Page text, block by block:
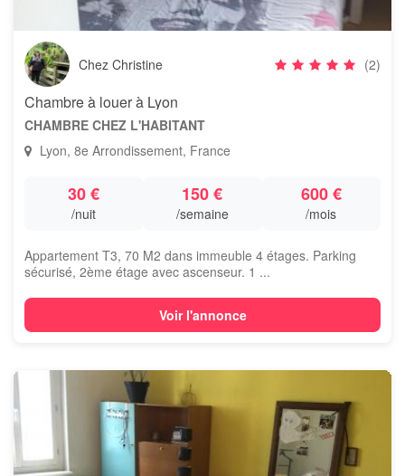
Chez Christine (2)
Chambre à louer à Lyon
CHAMBRE CHEZ L'HABITANT
Lyon, 8e Arrondissement, France
30 €
/nuit
150 €
/semaine
600 €
/mois
Appartement T3, 70 M2 dans immeuble 4 étages. Parking
sécurisé, 2ème étage avec ascenseur. 1 ...
Voir l'annonce